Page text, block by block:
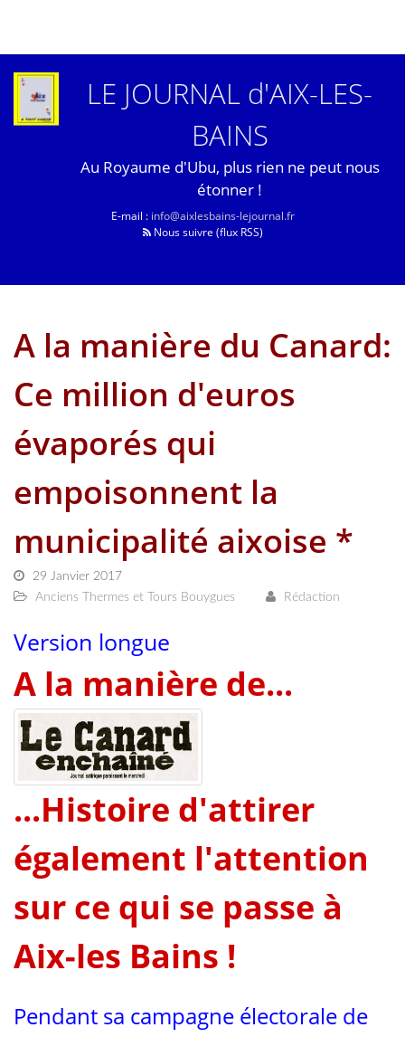
LE JOURNAL d'AIX-LES-
BAINS
Au Royaume d'Ubu, plus rien ne peut nous
étonner !
E-mail : info@aixlesbains-lejournal.fr
Nous suivre (flux RSS)
A la manière du Canard:
Ce million d'euros
évaporés qui
empoisonnent la
municipalité aixoise *
29 Janvier 2017
Anciens Thermes et Tours Bouygues
Rédaction
Version longue
A la manière de...
...Histoire d'attirer
également l'attention
sur ce qui se passe à
Aix-les Bains !
Pendant sa campagne électorale de